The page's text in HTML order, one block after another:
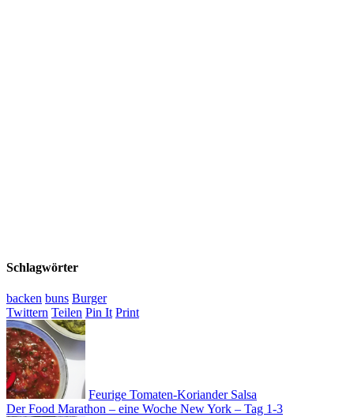
Schlagwörter
backen buns Burger
Twittern Teilen Pin It Print
Feurige Tomaten-Koriander Salsa
Der Food Marathon – eine Woche New York – Tag 1-3